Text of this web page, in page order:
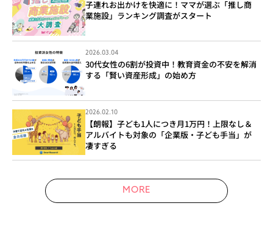
子連れお出かけを快適に！ママが選ぶ「推し商
業施設」ランキング調査がスタート
2026.03.04
30代女性の6割が投資中！教育資金の不安を解消
する「賢い資産形成」の始め方
2026.02.10
【朗報】子ども1人につき月1万円！上限なし＆
アルバイトも対象の「企業版・子ども手当」が
凄すぎる
MORE